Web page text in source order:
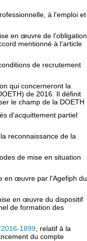
à l'emploi et
en œuvre de l’obligation
mentionné à l’article
de recrutement
qui concerneront la
de 2016. Il définit
le champ de la DOETH
d'acquittement partiel
la reconnaissance de la
de mise en situation
en œuvre par l'Agefiph du
en œuvre du dispositif
de formation des
1899 , relatif à la
du compte